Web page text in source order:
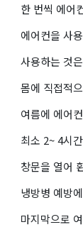
한 번씩 에어
에어컨을 사
사용하는 것
몸에 직접적
여름에 에어
최소 2~ 4시
창문을 열어
냉방병 예방
마지막으로